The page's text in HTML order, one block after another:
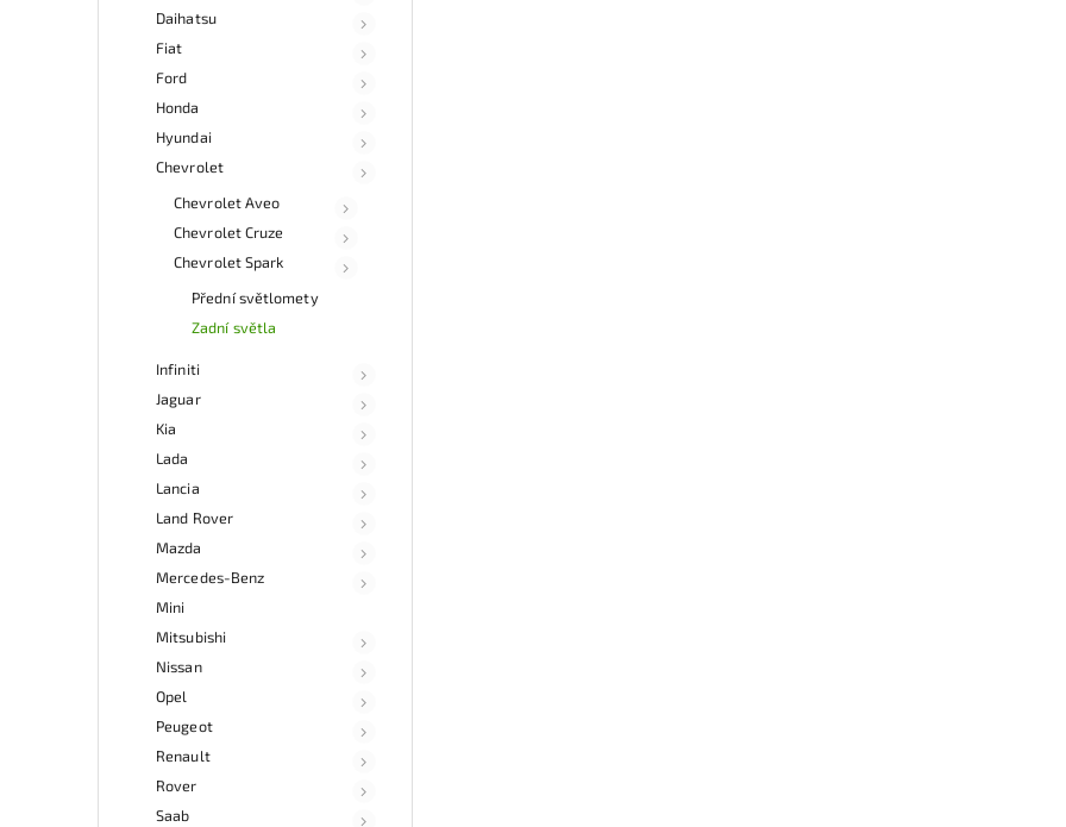
Daihatsu
Fiat
Ford
Honda
Hyundai
Chevrolet
Chevrolet Aveo
Chevrolet Cruze
Chevrolet Spark
Přední světlomety
Zadní světla
Infiniti
Jaguar
Kia
Lada
Lancia
Land Rover
Mazda
Mercedes-Benz
Mini
Mitsubishi
Nissan
Opel
Peugeot
Renault
Rover
Saab